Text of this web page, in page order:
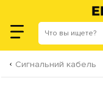
Cигнальний кабель